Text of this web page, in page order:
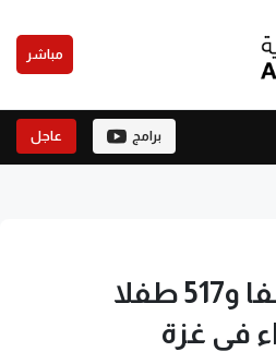
مباشر
برامج عاجل
فلسطين: 15 ألفا و517 طفلا
في غزة